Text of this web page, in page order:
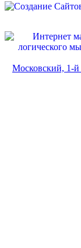
Московский, 1-